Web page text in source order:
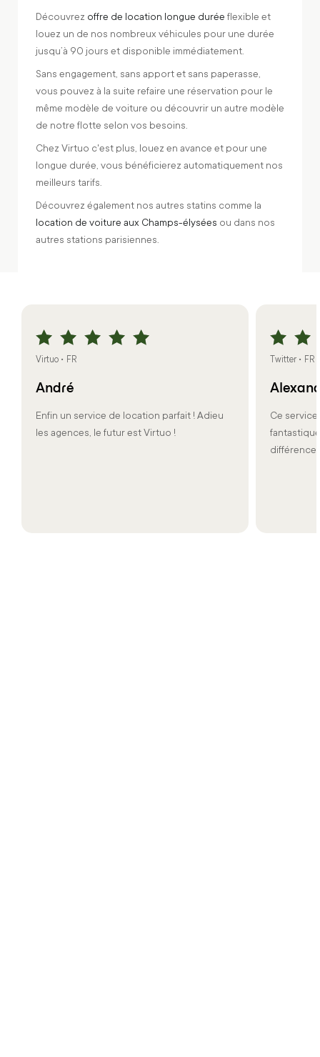
Découvrez offre de location longue durée flexible et
louez un de nos nombreux véhicules pour une durée
jusqu’à 90 jours et disponible immédiatement.
Sans engagement, sans apport et sans paperasse,
vous pouvez à la suite refaire une réservation pour le
même modèle de voiture ou découvrir un autre modèle
de notre flotte selon vos besoins.
Chez Virtuo c'est plus, louez en avance et pour une
longue durée, vous bénéficierez automatiquement nos
meilleurs tarifs.
Découvrez également nos autres statins comme la
location de voiture aux Champs-élysées ou dans nos
autres stations parisiennes.
Virtuo • FR
André
Enfin un service de location parfait ! Adieu
les agences, le futur est Virtuo !
Twitter • FR
Ce
différence